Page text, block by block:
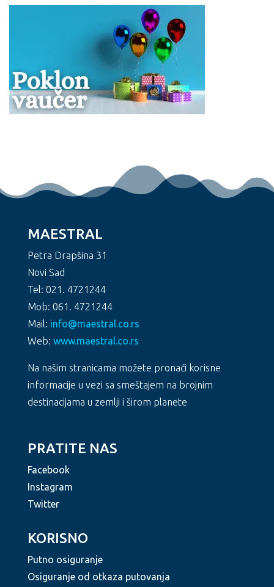
MAESTRAL
Petra Drapšina 31
Novi Sad
Tel: 021. 4721244
Mob: 061. 4721244
Mail: info@maestral.co.rs
Web: www.maestral.co.rs
Na našim stranicama možete pronaći korisne
informacije u vezi sa smeštajem na brojnim
destinacijama u zemlji i širom planete
PRATITE NAS
Facebook
Instagram
Twitter
KORISNO
Putno osiguranje
Osiguranje od otkaza putovanja